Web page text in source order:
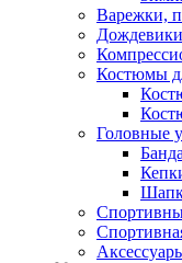
Варежки,
Дождевики
Костюмы
Головные